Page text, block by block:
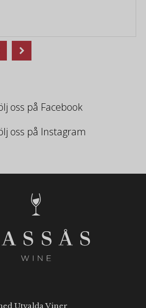
oss på Facebook
oss på Instagram
Utvalda Viner